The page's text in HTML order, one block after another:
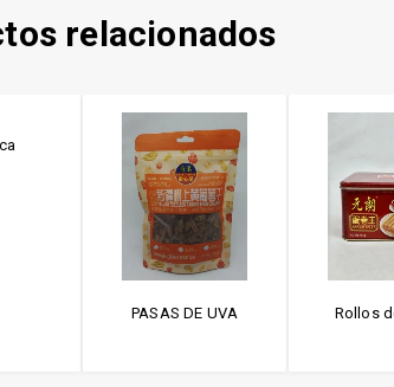
relacionados
PASAS DE UVA Rollos